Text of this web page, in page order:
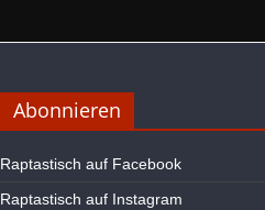
Abonnieren
Raptastisch auf Facebook
Raptastisch auf Instagram